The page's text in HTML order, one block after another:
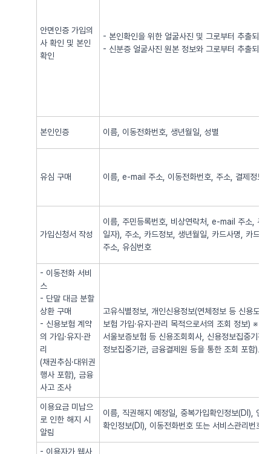
안면인증 가입의
사 확인 및 본인
확인
- 본인확인을 위한 얼굴사진 및 그로부터 추출되어
- 신분증 얼굴사진 원본 정보와 그로부터 추출되어
본인인증 이름, 이동전화번호, 생년월일, 성별
유심 구매 이름, e-mail 주소, 이동전화번호, 주소, 결제정보,
가입신청서 작성
이름, 주민등록번호, 비상연락처, e-mail 주소, 주
일자), 주소, 카드정보, 생년월일, 카드사명, 카드
주소, 유심번호
- 이동전화 서비
스
- 단말 대금 분할
상환 구매
- 신용보험 계약
의 가입·유지·관
리
(채권추심·대위권
행사 포함), 금융
사고 조사
고유식별정보, 개인신용정보(연체정보 등 신용도
보험 가입·유지·관리 목적으로서의 조회 정보) ※
서울보증보험 등 신용조회회사, 신용정보집중기관
정보집중기관, 금융결제원 등을 통한 조회 포함)로
이용요금 미납으
로 인한 해지 시
알림
이름, 직권해지 예정일, 중복가입확인정보(DI), 연
확인정보(DI), 이동전화번호 또는 서비스관리번호
- 이용자가 웹사